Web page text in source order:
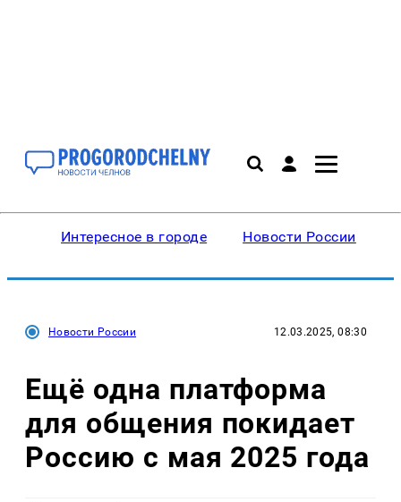
Интересное в городе Новости России
Новости России 12.03.2025, 08:30
Ещё одна платформа
для общения покидает
Россию с мая 2025 года